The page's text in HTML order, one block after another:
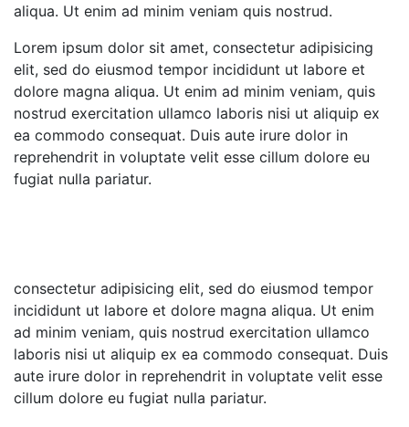
aliqua. Ut enim ad minim veniam quis nostrud.
Lorem ipsum dolor sit amet, consectetur adipisicing
elit, sed do eiusmod tempor incididunt ut labore et
dolore magna aliqua. Ut enim ad minim veniam, quis
nostrud exercitation ullamco laboris nisi ut aliquip ex
ea commodo consequat. Duis aute irure dolor in
reprehendrit in voluptate velit esse cillum dolore eu
fugiat nulla pariatur.
consectetur adipisicing elit, sed do eiusmod tempor
incididunt ut labore et dolore magna aliqua. Ut enim
ad minim veniam, quis nostrud exercitation ullamco
laboris nisi ut aliquip ex ea commodo consequat. Duis
aute irure dolor in reprehendrit in voluptate velit esse
cillum dolore eu fugiat nulla pariatur.